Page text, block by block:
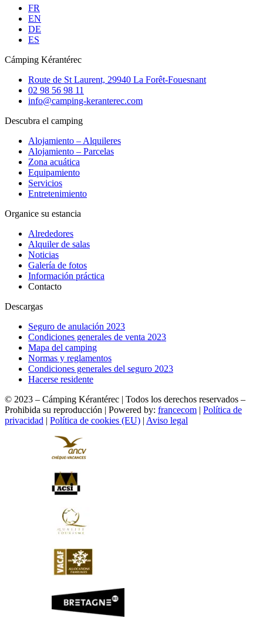
FR
EN
DE
ES
Cámping Kérantérec
Route de St Laurent, 29940 La Forêt-Fouesnant
02 98 56 98 11
info@camping-keranterec.com
Descubra el camping
Alojamiento – Alquileres
Alojamiento – Parcelas
Zona acuática
Equipamiento
Servicios
Entretenimiento
Organice su estancia
Alrededores
Alquiler de salas
Noticias
Galería de fotos
Información práctica
Contacto
Descargas
Seguro de anulación 2023
Condiciones generales de venta 2023
Mapa del camping
Normas y reglamentos
Condiciones generales del seguro 2023
Hacerse residente
© 2023 – Cámping Kérantérec | Todos los derechos reservados –
Prohibida su reproducción | Powered by: francecom | Política de
privacidad | Política de cookies (EU) | Aviso legal